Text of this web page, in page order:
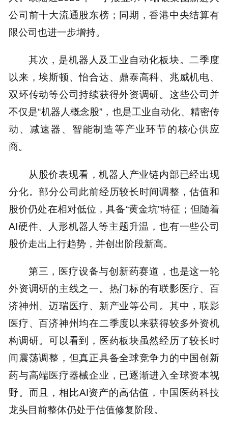
公司前十大流通股东榜；同期，香港中央结算有
限公司也进一步增持。
其次，是机器人及工业自动化板块。二季度
以来，埃斯顿、怡合达、鼎泰高科、兆威机电、
双环传动等公司持续获得外资调研。这些公司并
不仅是“机器人概念股”，也是工业自动化、精密传
动、减速器、智能制造等产业环节的核心供应
商。
从股价表现看，机器人产业链内部已经出现
分化。部分公司此前经历较长时间调整，估值和
股价仍处在相对低位，具备“黄金坑”特征；但随着
AI硬件、人形机器人等主题升温，也有一些公司
股价走出上行趋势，并创出阶段新高。
第三，医疗设备与创新药赛道，也是这一轮
外资调研的主线之一。热门标的有联影医疗、百
济神州、迈瑞医疗、新产业等公司。其中，联影
医疗、百济神州均在二季度以来获得较多外资机
构调研。可以看到，医药板块虽然经历了较长时
间震荡调整，但真正具备全球竞争力的中国创新
药与高端医疗器械企业，已逐渐进入全球资本视
野。而且，相比AI资产的高估值，中国医药科技
龙头目前整体仍处于估值修复阶段。